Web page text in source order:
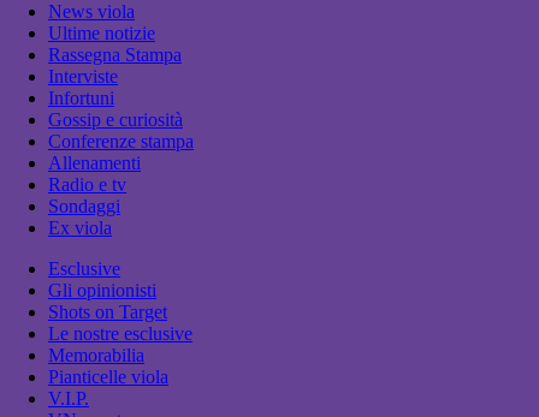
News viola
Ultime notizie
Rassegna Stampa
Interviste
Infortuni
Gossip e curiosità
Conferenze stampa
Allenamenti
Radio e tv
Sondaggi
Ex viola
Esclusive
Gli opinionisti
Shots on Target
Le nostre esclusive
Memorabilia
Pianticelle viola
V.I.P.